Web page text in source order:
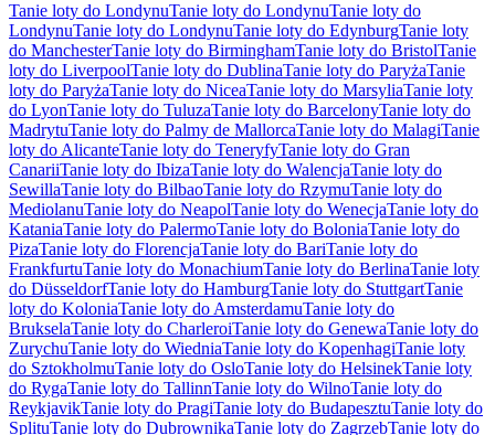
Tanie loty do LondynuTanie loty do LondynuTanie loty do
LondynuTanie loty do LondynuTanie loty do EdynburgTanie loty
do ManchesterTanie loty do BirminghamTanie loty do BristolTanie
loty do LiverpoolTanie loty do DublinaTanie loty do ParyżaTanie
loty do ParyżaTanie loty do NiceaTanie loty do MarsyliaTanie loty
do LyonTanie loty do TuluzaTanie loty do BarcelonyTanie loty do
MadrytuTanie loty do Palmy de MallorcaTanie loty do MalagiTanie
loty do AlicanteTanie loty do TeneryfyTanie loty do Gran
CanariiTanie loty do IbizaTanie loty do WalencjaTanie loty do
SewillaTanie loty do BilbaoTanie loty do RzymuTanie loty do
MediolanuTanie loty do NeapolTanie loty do WenecjaTanie loty do
KataniaTanie loty do PalermoTanie loty do BoloniaTanie loty do
PizaTanie loty do FlorencjaTanie loty do BariTanie loty do
FrankfurtuTanie loty do MonachiumTanie loty do BerlinaTanie loty
do DüsseldorfTanie loty do HamburgTanie loty do StuttgartTanie
loty do KoloniaTanie loty do AmsterdamuTanie loty do
BrukselaTanie loty do CharleroiTanie loty do GenewaTanie loty do
ZurychuTanie loty do WiedniaTanie loty do KopenhagiTanie loty
do SztokholmuTanie loty do OsloTanie loty do HelsinekTanie loty
do RygaTanie loty do TallinnTanie loty do WilnoTanie loty do
ReykjavikTanie loty do PragiTanie loty do BudapesztuTanie loty do
SplituTanie loty do DubrownikaTanie loty do ZagrzebTanie loty do